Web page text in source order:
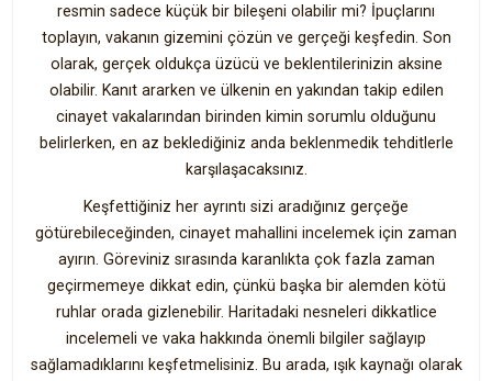
resmin sadece küçük bir bileşeni olabilir mi? İpuçlarını
toplayın, vakanın gizemini çözün ve gerçeği keşfedin. Son
olarak, gerçek oldukça üzücü ve beklentilerinizin aksine
olabilir. Kanıt ararken ve ülkenin en yakından takip edilen
cinayet vakalarından birinden kimin sorumlu olduğunu
belirlerken, en az beklediğiniz anda beklenmedik tehditlerle
karşılaşacaksınız.
Keşfettiğiniz her ayrıntı sizi aradığınız gerçeğe
götürebileceğinden, cinayet mahallini incelemek için zaman
ayırın. Göreviniz sırasında karanlıkta çok fazla zaman
geçirmemeye dikkat edin, çünkü başka bir alemden kötü
ruhlar orada gizlenebilir. Haritadaki nesneleri dikkatlice
incelemeli ve vaka hakkında önemli bilgiler sağlayıp
sağlamadıklarını keşfetmelisiniz. Bu arada, ışık kaynağı olarak